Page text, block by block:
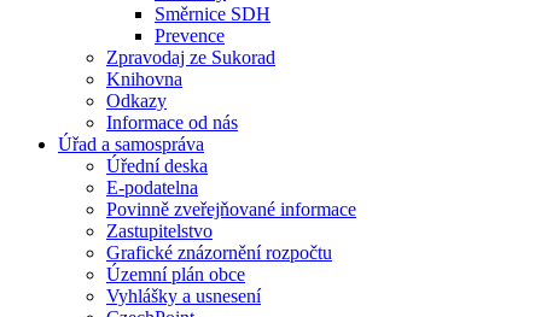
Směrnice SDH
Prevence
Zpravodaj ze Sukorad
Knihovna
Odkazy
Informace od nás
Úřad a samospráva
Úřední deska
E-podatelna
Povinně zveřejňované informace
Zastupitelstvo
Grafické znázornění rozpočtu
Územní plán obce
Vyhlášky a usnesení